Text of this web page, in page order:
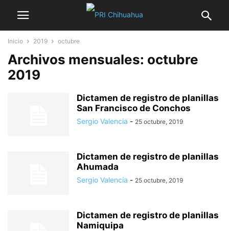
Inicio 2019 octubre
Archivos mensuales: octubre
2019
Dictamen de registro de planillas
San Francisco de Conchos
Sergio Valencia - 25 octubre, 2019
Dictamen de registro de planillas
Ahumada
Sergio Valencia - 25 octubre, 2019
Dictamen de registro de planillas
Namiquipa